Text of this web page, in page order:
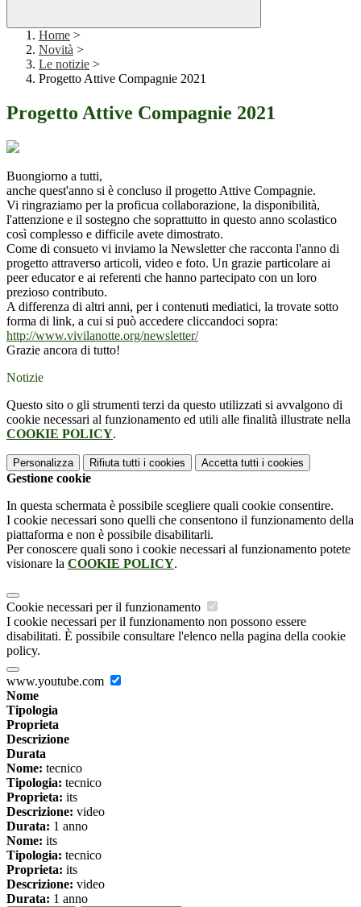
Home >
Novità >
Le notizie >
Progetto Attive Compagnie 2021
Progetto Attive Compagnie 2021
Buongiorno a tutti,
anche quest'anno si è concluso il progetto Attive Compagnie.
Vi ringraziamo per la proficua collaborazione, la disponibilità,
l'attenzione e il sostegno che soprattutto in questo anno scolastico
così complesso e difficile avete dimostrato.
Come di consueto vi inviamo la Newsletter che racconta l'anno di
progetto attraverso articoli, video e foto. Un grazie particolare ai
peer educator e ai referenti che hanno partecipato con un loro
prezioso contributo.
A differenza di altri anni, per i contenuti mediatici, la trovate sotto
forma di link, a cui si può accedere cliccandoci sopra:
http://www.vivilanotte.org/newsletter/
Grazie ancora di tutto!
Notizie
Questo sito o gli strumenti terzi da questo utilizzati si avvalgono di
cookie necessari al funzionamento ed utili alle finalità illustrate nella
COOKIE POLICY.
Personalizza Rifiuta tutti i cookies Accetta tutti i cookies
Gestione cookie
In questa schermata è possibile scegliere quali cookie consentire.
I cookie necessari sono quelli che consentono il funzionamento della
piattaforma e non è possibile disabilitarli.
Per conoscere quali sono i cookie necessari al funzionamento potete
visionare la COOKIE POLICY.
Cookie necessari per il funzionamento
I cookie necessari per il funzionamento non possono essere
disabilitati. È possibile consultare l'elenco nella pagina della cookie
policy.
www.youtube.com
Nome
Tipologia
Proprieta
Descrizione
Durata
Nome: tecnico
Tipologia: tecnico
Proprieta: its
Descrizione: video
Durata: 1 anno
Nome: its
Tipologia: tecnico
Proprieta: its
Descrizione: video
Durata: 1 anno